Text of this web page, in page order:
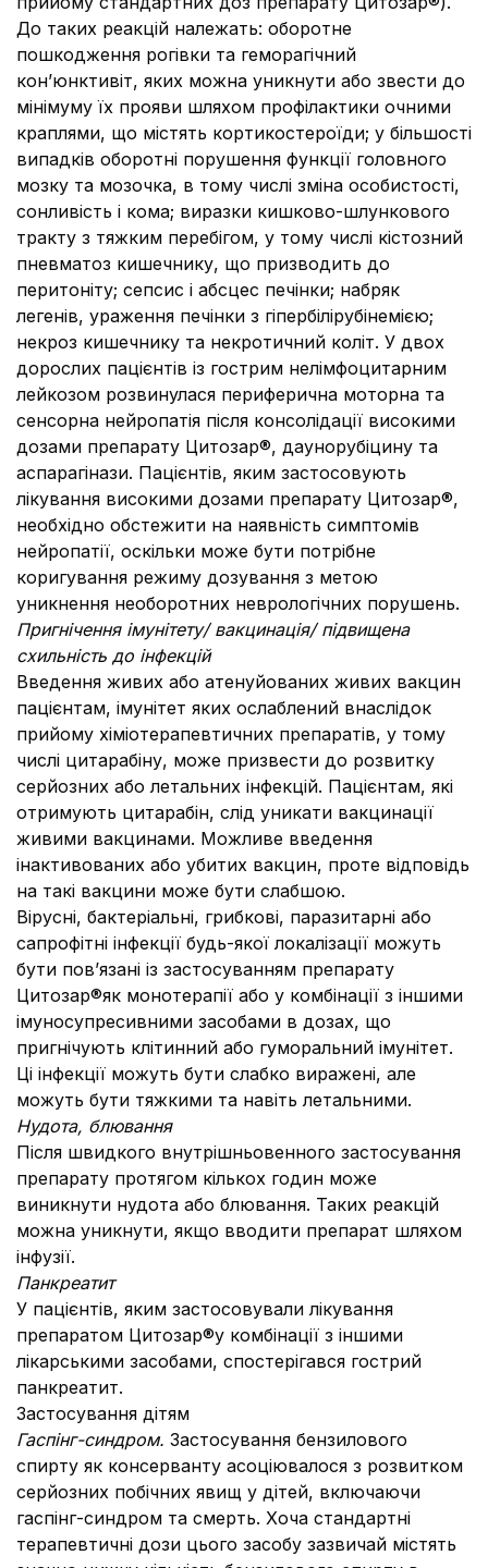
До таких реакцій належать: оборотне
пошкодження рогівки та геморагічний
кон’юнктивіт, яких можна уникнути або звести до
мінімуму їх прояви шляхом профілактики очними
краплями, що містять кортикостероїди; у більшості
випадків оборотні порушення функції головного
мозку та мозочка, в тому числі зміна особистості,
сонливість і кома; виразки кишково-шлункового
тракту з тяжким перебігом, у тому числі кістозний
пневматоз кишечнику, що призводить до
перитоніту; сепсис і абсцес печінки; набряк
легенів, ураження печінки з гіпербілірубінемією;
некроз кишечнику та некротичний коліт. У двох
дорослих пацієнтів із гострим нелімфоцитарним
лейкозом розвинулася периферична моторна та
сенсорна нейропатія після консолідації високими
дозами препарату Цитозар®, даунорубіцину та
аспарагінази. Пацієнтів, яким застосовують
лікування високими дозами препарату Цитозар®,
необхідно обстежити на наявність симптомів
нейропатії, оскільки може бути потрібне
коригування режиму дозування з метою
уникнення необоротних неврологічних порушень.
Пригнічення імунітету/ вакцинація/ підвищена
схильність до інфекцій
Введення живих або атенуйованих живих вакцин
пацієнтам, імунітет яких ослаблений внаслідок
прийому хіміотерапевтичних препаратів, у тому
числі цитарабіну, може призвести до розвитку
серйозних або летальних інфекцій. Пацієнтам, які
отримують цитарабін, слід уникати вакцинації
живими вакцинами. Можливе введення
інактивованих або убитих вакцин, проте відповідь
на такі вакцини може бути слабшою.
Вірусні, бактеріальні, грибкові, паразитарні або
сапрофітні інфекції будь-якої локалізації можуть
бути пов’язані із застосуванням препарату
Цитозар®як монотерапії або у комбінації з іншими
імуносупресивними засобами в дозах, що
пригнічують клітинний або гуморальний імунітет.
Ці інфекції можуть бути слабко виражені, але
можуть бути тяжкими та навіть летальними.
Нудота, блювання
Після швидкого внутрішньовенного застосування
препарату протягом кількох годин може
виникнути нудота або блювання. Таких реакцій
можна уникнути, якщо вводити препарат шляхом
інфузії.
Панкреатит
У пацієнтів, яким застосовували лікування
препаратом Цитозар®у комбінації з іншими
лікарськими засобами, спостерігався гострий
панкреатит.
Застосування дітям
Гаспінг-синдром. Застосування бензилового
спирту як консерванту асоціювалося з розвитком
серйозних побічних явищ у дітей, включаючи
гаспінг-синдром та смерть. Хоча стандартні
терапевтичні дози цього засобу зазвичай містять